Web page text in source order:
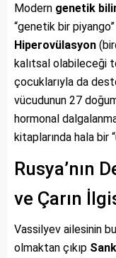
Modern genetik
“genetik bir
Hiperovülasyon
kalıtsal olabileceği
çocuklarıyla da
vücudunun 27
hormonal
kitaplarında hala bir
Rusya’nın
ve Çarın
Vassilyev ailesinin
olmaktan çıkıp